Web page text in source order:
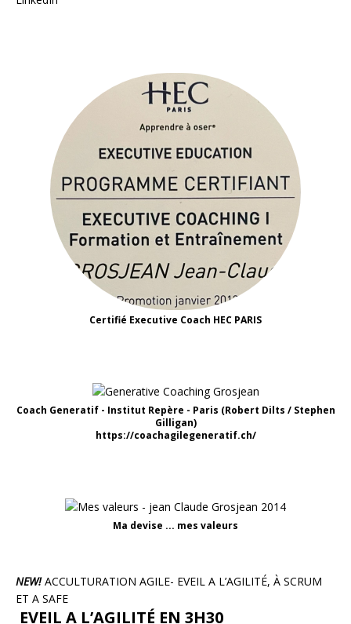
Certifié Executive Coach HEC PARIS
Coach Generatif - Institut Repère - Paris (Robert Dilts / Stephen
Gilligan)
https://coachagilegeneratif.ch/
Ma devise ... mes valeurs
NEW!ACCULTURATION AGILE- EVEIL A L’AGILITÉ, À SCRUM
ET A SAFE
EVEIL A L’AGILITÉ EN 3H30